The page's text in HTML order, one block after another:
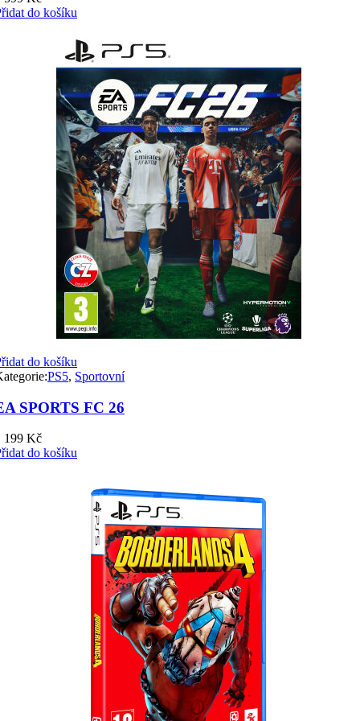
do košíku
do košíku
PS5, Sportovní
SPORTS FC 26
199 Kč
do košíku